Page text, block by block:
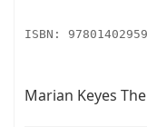
ISBN:
Marian Keyes